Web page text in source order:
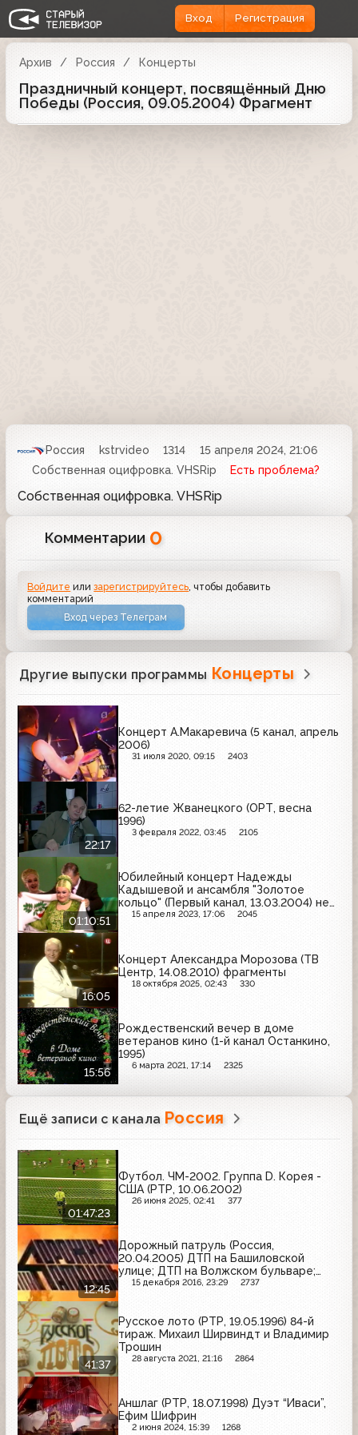
Вход Регистрация
Архив Россия Концерты
Праздничный концерт, посвящённый Дню
Победы (Россия, 09.05.2004) Фрагмент
Россия kstrvideo 1314
15 апреля 2024, 21:06
Собственная оцифровка. VHSRip
Есть проблема?
Собственная оцифровка. VHSRip
Комментарии 0
Войдите илизарегистрируйтесь , чтобы добавить
комментарий
Вход через Телеграм
Другие выпуски программы Концерты
Концерт А.Макаревича (5 канал, апрель
2006)
31 июля 2020, 09:15 2403
22:17
62-летие Жванецкого (ОРТ, весна
1996)
3 февраля 2022, 03:45 2105
01:10:51
Юбилейный концерт Надежды
Кадышевой и ансамбля "Золотое
кольцо" (Первый канал, 13.03.2004) не
полностью
15 апреля 2023, 17:06 2045
16:05
Концерт Александра Морозова (ТВ
Центр, 14.08.2010) фрагменты
18 октября 2025, 02:43 330
15:56
Рождественский вечер в доме
ветеранов кино (1-й канал Останкино,
1995)
6 марта 2021, 17:14 2325
Ещё записи с канала Россия
01:47:23
Футбол. ЧМ-2002. Группа D. Корея -
США (РТР, 10.06.2002)
26 июня 2025, 02:41 377
12:45
Дорожный патруль (Россия,
20.04.2005) ДТП на Башиловской
улице; ДТП на Волжском бульваре;
ДТП на Верхней Первомайской улице
15 декабря 2016, 23:29 2737
41:37
Русское лото (РТР, 19.05.1996) 84-й
тираж. Михаил Ширвиндт и Владимир
Трошин
28 августа 2021, 21:16 2864
Аншлаг (РТР, 18.07.1998) Дуэт “Иваси”,
Ефим Шифрин
2 июня 2024, 15:39 1268